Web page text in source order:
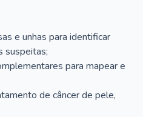
e unhas para identificar
suspeitas;
para mapear e
de câncer de pele,